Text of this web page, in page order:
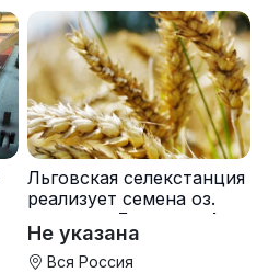
Льговская селекстанция
реализует семена оз.
пшеницы Льговская4 и
Льговская8
Не указана
Вся Россия